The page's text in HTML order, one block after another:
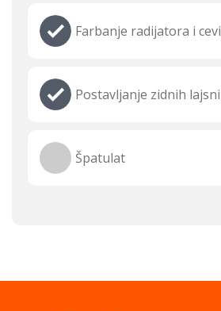
Farbanje radijatora i cevi
Postavljanje zidnih lajsni
Špatulat